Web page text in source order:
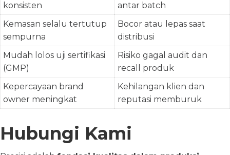
konsisten
antar batch
Kemasan selalu tertutup
sempurna
Bocor atau lepas saat
distribusi
Mudah lolos uji sertifikasi
(GMP)
Risiko gagal audit dan
recall produk
Kepercayaan brand
owner meningkat
Kehilangan klien dan
reputasi memburuk
Hubungi Kami